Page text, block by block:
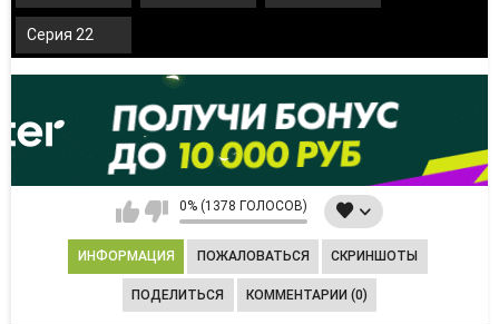
Серия 22
0% (1378 ГОЛОСОВ)
ИНФОРМАЦИЯ ПОЖАЛОВАТЬСЯ СКРИНШОТЫ
ПОДЕЛИТЬСЯ КОММЕНТАРИИ (0)